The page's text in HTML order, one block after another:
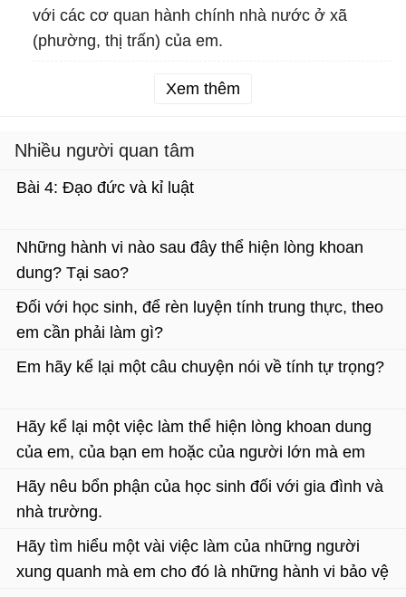
với các cơ quan hành chính nhà nước ở xã
(phường, thị trấn) của em.
Xem thêm
Nhiều người quan tâm
Bài 4: Đạo đức và kỉ luật
Những hành vi nào sau đây thể hiện lòng khoan
dung? Tại sao?
Đối với học sinh, để rèn luyện tính trung thực, theo
em cần phải làm gì?
Em hãy kể lại một câu chuyện nói về tính tự trọng?
Hãy kể lại một việc làm thể hiện lòng khoan dung
của em, của bạn em hoặc của người lớn mà em
biết?
Hãy nêu bổn phận của học sinh đối với gia đình và
nhà trường.
Hãy tìm hiểu một vài việc làm của những người
xung quanh mà em cho đó là những hành vi bảo vệ